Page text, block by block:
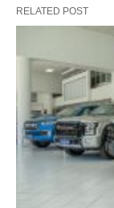
RELATED POST